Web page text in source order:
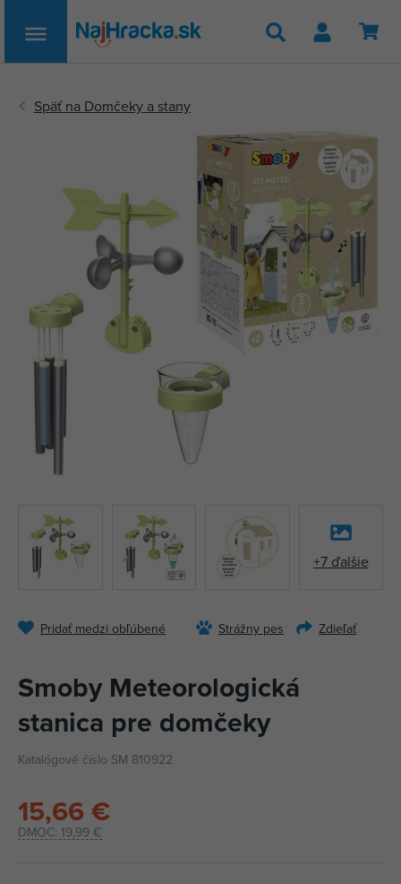
Hľadať
+7 ďalšie
Pridať medzi obľúbené Strážny pes Zdieľať
Smoby Meteorologická
stanica pre domčeky
Katalógové číslo SM 810922
DMOC: 19,99 €
15,66 €